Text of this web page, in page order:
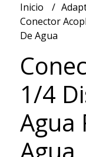
Inicio
Conector
De Agua
1/4
Agua